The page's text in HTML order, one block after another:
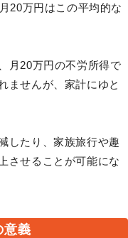
20万円はこの平均的な
月20万円の不労所得で
ませんが、家計にゆと
したり、家族旅行や趣
させることが可能にな
意義